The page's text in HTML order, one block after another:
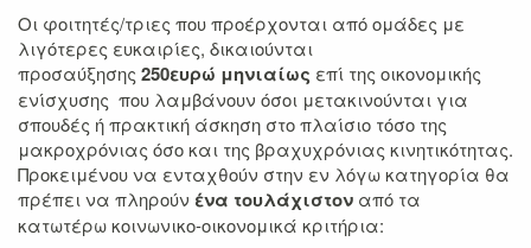
Οι φοιτητές/τριες που προέρχονται από ομάδες με
λιγότερες ευκαιρίες, δικαιούνται
προσαύξησης 250ευρώ μηνιαίως επί της οικονομικής
ενίσχυσης που λαμβάνουν όσοι μετακινούνται για
σπουδές ή πρακτική άσκηση στο πλαίσιο τόσο της
μακροχρόνιας όσο και της βραχυχρόνιας κινητικότητας.
Προκειμένου να ενταχθούν στην εν λόγω κατηγορία θα
πρέπει να πληρούν ένα τουλάχιστον από τα
κατωτέρω κοινωνικο-οικονομικά κριτήρια: